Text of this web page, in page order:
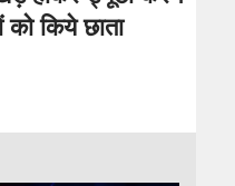
को किये छाता